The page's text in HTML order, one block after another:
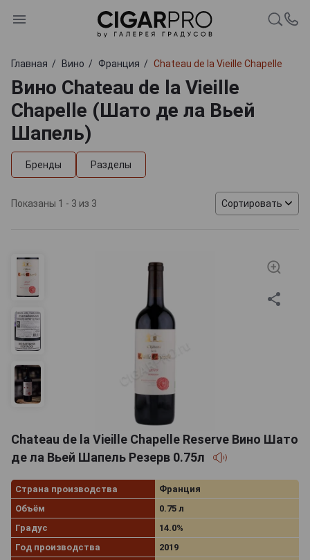
Главная Вино Франция Chateau de la Vieille Chapelle
Вино Chateau de la Vieille
Chapelle (Шато де ла Вьей
Шапель)
Бренды Разделы
Показаны 1 - 3 из 3 Сортировать
Chateau de la Vieille Chapelle Reserve Вино Шато
де ла Вьей Шапель Резерв 0.75л
Страна производства
Франция
Объём
0.75 л
Градус
14.0%
Год производства
2019